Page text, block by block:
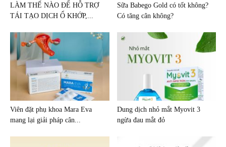
LÀM THẾ NÀO ĐỂ HỖ TRỢ
TÁI TẠO DỊCH Ổ KHỚP,...
Sữa Babego Gold có tốt không?
Có tăng cân không?
Viên đặt phụ khoa Mara Eva
mang lại giải pháp cân...
Dung dịch nhỏ mắt Myovit 3
ngừa đau mắt đỏ